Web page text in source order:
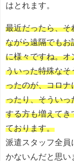
はとれます。
最近だったら、そ
ながら遠隔でもお
に様々ですね。オ
ういった特殊なそ
ったのが、コロナ
ったり、そういっ
する方も増えてき
ております。
派遣スタッフ全員
かないんだと思い